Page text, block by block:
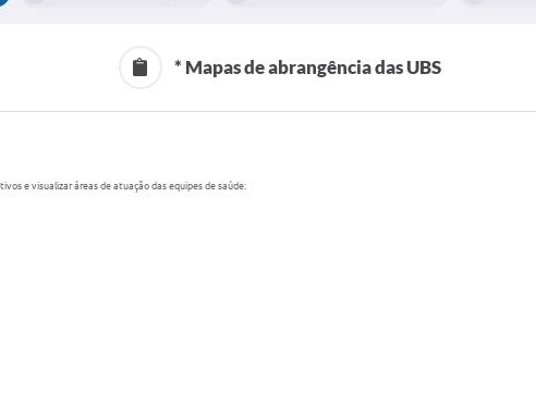
* Mapas de abrangência das UBS
e visualizar áreas de atuação das equipes de saúde: